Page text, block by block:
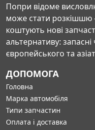
Попри відоме
може стати розкішшю -
коштують нові
альтернативу:
європейського та
ДОПОМОГА
Головна
Марка автомобіля
Типи запчастин
Оплата і доставка